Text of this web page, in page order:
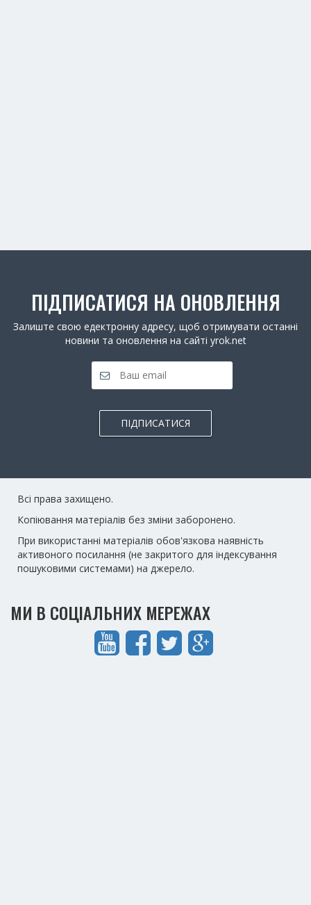
ПІДПИСАТИСЯ НА ОНОВЛЕННЯ
Залиште свою едектронну адресу, щоб отримувати останні
новини та оновлення на сайті yrok.net
ПІДПИСАТИСЯ
Всі права захищено.
Копіювання матеріалів без зміни заборонено.
При використанні матеріалів обов'язкова наявність
активоного посилання (не закритого для індексування
пошуковими системами) на джерело.
МИ В СОЦІАЛЬНИХ МЕРЕЖАХ